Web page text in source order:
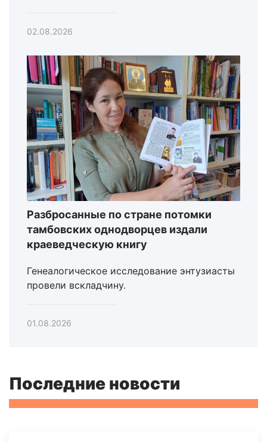
02.08.2026
Разбросанные по стране потомки
тамбовских однодворцев издали
краеведческую книгу
Генеалогическое исследование энтузиасты
провели вскладчину.
01.08.2026
Последние новости